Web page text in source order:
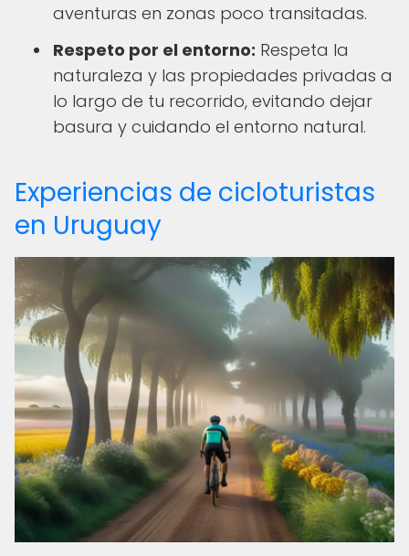
aventuras en zonas poco transitadas.
Respeto por el entorno: Respeta la
naturaleza y las propiedades privadas a
lo largo de tu recorrido, evitando dejar
basura y cuidando el entorno natural.
Experiencias de cicloturistas
en Uruguay